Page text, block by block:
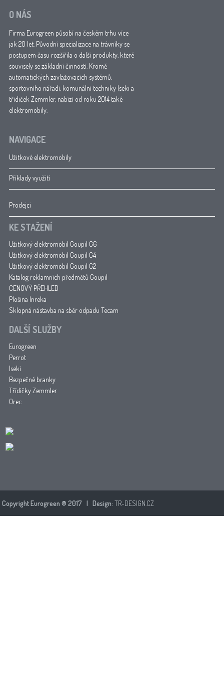
O NÁS
Firma Eurogreen působí na českém trhu více
jak 20 let. Původní specializace na trávníky se
postupem času rozšířila o další produkty, které
souvisely se základní činností. Kromě
automatických zavlažovacích systémů,
sportovního nářadí, komunální techniky Iseki a
třídiček Zemmler, nabízí od roku 2014 také
elektromobily.
NAVIGACE
Užitkové elektromobily
Příklady využití
Prodejci
KE STAŽENÍ
Užitkový elektromobil Goupil G6
Užitkový elektromobil Goupil G4
Užitkový elektromobil Goupil G2
Katalog reklamních předmětů Goupil
CENOVÝ PŘEHLED
Plošina Inreka
Sklopná nástavba na sběr odpadu Tecam
DALŠÍ SLUŽBY
Eurogreen
Perrot
Iseki
Bezpečné branky
Třídičky Zemmler
Orec
Copyright Eurogreen ® 2017 | Design:TR-DESIGN.CZ